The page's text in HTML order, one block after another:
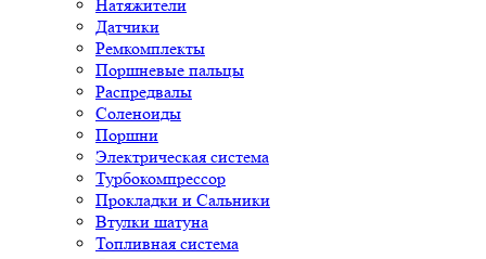
Натяжители
Датчики
Ремкомплекты
Поршневые пальцы
Распредвалы
Соленоиды
Поршни
Электрическая система
Турбокомпрессор
Прокладки и Сальники
Втулки шатуна
Топливная система